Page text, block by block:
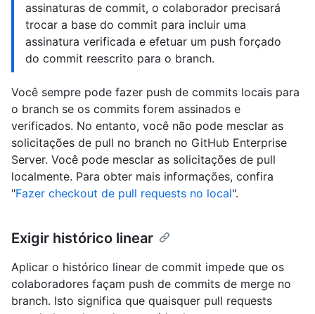
assinaturas de commit, o colaborador precisará
trocar a base do commit para incluir uma
assinatura verificada e efetuar um push forçado
do commit reescrito para o branch.
Você sempre pode fazer push de commits locais para
o branch se os commits forem assinados e
verificados. No entanto, você não pode mesclar as
solicitações de pull no branch no GitHub Enterprise
Server. Você pode mesclar as solicitações de pull
localmente. Para obter mais informações, confira
"Fazer checkout de pull requests no local".
Exigir histórico linear
Aplicar o histórico linear de commit impede que os
colaboradores façam push de commits de merge no
branch. Isto significa que quaisquer pull requests